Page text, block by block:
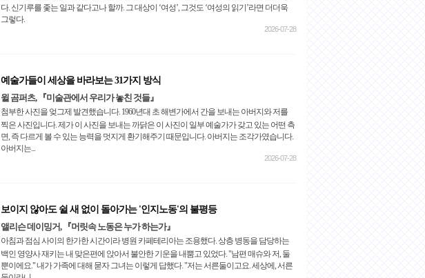
다. 신기루를 좇는 일과 같다고나 할까. 그 대상이 ‘여성’, 그것도 ‘여성의 읽기’라면 더더욱
그렇다.
2026-07-28
예술가들이 세상을 바라보는 31가지 방식
윌 곰퍼츠, 『미술관에서 우리가 놓친 것들』
첨부한 사진을 엊그제 발견했습니다. 1960년대 초 해변가에서 간을 보내는 아버지와 저를
찍은 사진입니다. 제가 이 사진을 보내는 까닭은 이 사진이 일부 예술가가 갖고 있는 어떤 측
면, 즉 다르게 볼 수 있는 능력을 멋지게 환기해주기 때문입니다. 아버지는 조각가였습니다.
아버지는...
2026-07-28
보이지 않아도 쉴 새 없이 돌아가는 '인지노동'의 불평등
앨리슨 데이밍거, 『머릿속 노동은 누가 하는가』
아침과 점심 사이의 한가한 시간이라 병원 카페테리아는 조용했다. 상층 병동을 담당하는
백인 영양사 재키는 내 맞은편에 앉아서 불안한 기운을 내뿜고 있었다. "남편 매슈와 저, 둘
뿐이에요." 내가 가족에 대해 묻자 그녀는 이렇게 답했다. "저는 서른둘이고요. 세상에, 서른